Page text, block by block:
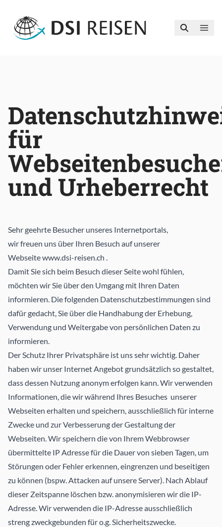
für
und Urheberrecht
Sehr geehrte Besucher unseres Internetportals,
wir freuen uns über Ihren Besuch auf unserer
Webseitewww.dsi-reisen.ch .
Damit Sie sich beim Besuch dieser Seite wohl fühlen,
möchten wir Sie über den Umgang mit Ihren Daten
informieren. Die folgenden Datenschutzbestimmungen sind
dafür gedacht, Sie über die Handhabung der Erhebung,
Verwendung und Weitergabe von persönlichen Daten zu
informieren.
Der Schutz Ihrer Privatsphäre ist uns sehr wichtig. Daher
haben wir unser Internet­ Angebot grundsätzlich so gestaltet,
dass dessen Nutzung anonym erfolgen kann. Wir verwenden
Informationen, die wir während Ihres Besuches unserer
Webseiten erhalten und speichern, ausschließlich für interne
Zwecke und zur Verbesserung der Gestaltung der
Webseiten. Wir speichern die von Ihrem Webbrowser
übermittelte IP­ Adresse für die Dauer von sieben Tagen, um
Störungen oder Fehler erkennen, eingrenzen und beseitigen
zu können (bspw. Attacken auf unsere Server). Nach Ablauf
dieser Zeitspanne löschen bzw. anonymisieren wir die IP-
Adresse. Wir verwenden die IP-Adresse ausschließlich
streng zweckgebunden für o.g. Sicherheitszwecke.